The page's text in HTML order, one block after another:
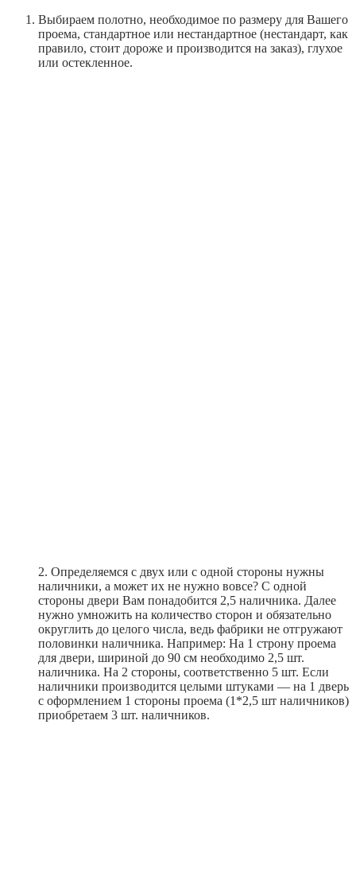
Выбираем полотно, необходимое по размеру для Вашего
проема, стандартное или нестандартное (нестандарт, как
правило, стоит дороже и производится на заказ), глухое
или остекленное.
2. Определяемся с двух или с одной стороны нужны
наличники, а может их не нужно вовсе? С одной
стороны двери Вам понадобится 2,5 наличника. Далее
нужно умножить на количество сторон и обязательно
округлить до целого числа, ведь фабрики не отгружают
половинки наличника. Например: На 1 строну проема
для двери, шириной до 90 см необходимо 2,5 шт.
наличника. На 2 стороны, соответственно 5 шт. Если
наличники производится целыми штуками — на 1 дверь
с оформлением 1 стороны проема (1*2,5 шт наличников)
приобретаем 3 шт. наличников.